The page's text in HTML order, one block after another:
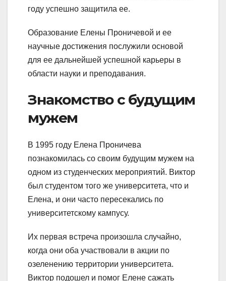
году успешно защитила ее.
Образование Елены Проничевой и ее
научные достижения послужили основой
для ее дальнейшей успешной карьеры в
области науки и преподавания.
Знакомство с будущим
мужем
В 1995 году Елена Проничева
познакомилась со своим будущим мужем на
одном из студенческих мероприятий. Виктор
был студентом того же университета, что и
Елена, и они часто пересекались по
университетскому кампусу.
Их первая встреча произошла случайно,
когда они оба участвовали в акции по
озеленению территории университета.
Виктор подошел и помог Елене сажать